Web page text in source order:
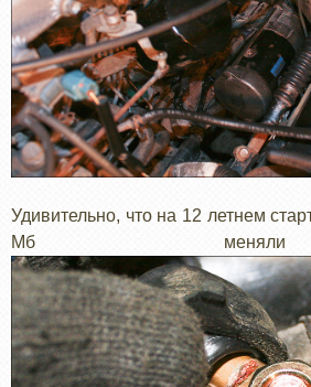
Удивительно, что на 12 летнем
Мб